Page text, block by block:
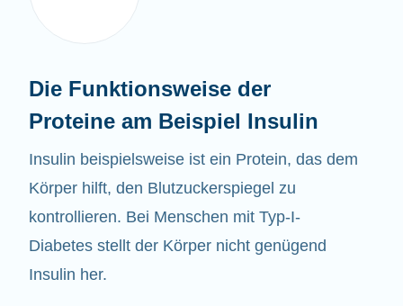
Die Funktionsweise der
Proteine am Beispiel Insulin
Insulin beispielsweise ist ein Protein, das dem
Körper hilft, den Blutzuckerspiegel zu
kontrollieren. Bei Menschen mit Typ-I-
Diabetes stellt der Körper nicht genügend
Insulin her.